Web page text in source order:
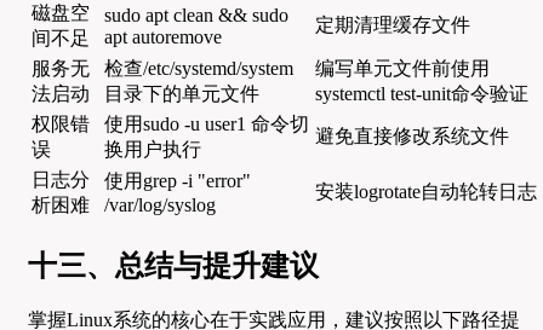
磁盘空
间不足
sudo apt clean && sudo
apt autoremove
定期清理缓存文件
服务无
法启动
检查/etc/systemd/system
目录下的单元文件
编写单元文件前使用
systemctl test-unit命令验证
权限错
误
使用sudo -u user1 命令切
换用户执行
避免直接修改系统文件
日志分
析困难
使用grep -i "error"
/var/log/syslog
安装logrotate自动轮转日志
十三、总结与提升建议
掌握Linux系统的核心在于实践应用，建议按照以下路径提